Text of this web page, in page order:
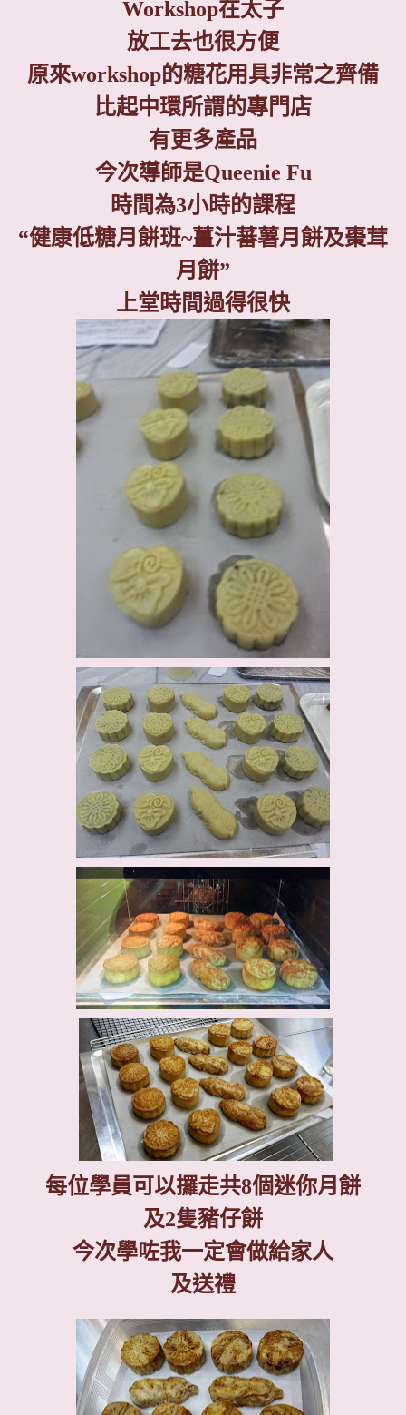
Workshop在太子
放工去也很方便
原來workshop的糖花用具非常之齊備
比起中環所謂的專門店
有更多產品
今次導師是Queenie Fu
時間為3小時的課程
“健康低糖月餅班~薑汁蕃薯月餅及棗茸
月餅”
上堂時間過得很快
每位學員可以攞走共8個迷你月餅
及2隻豬仔餅
今次學咗我一定會做給家人
及送禮